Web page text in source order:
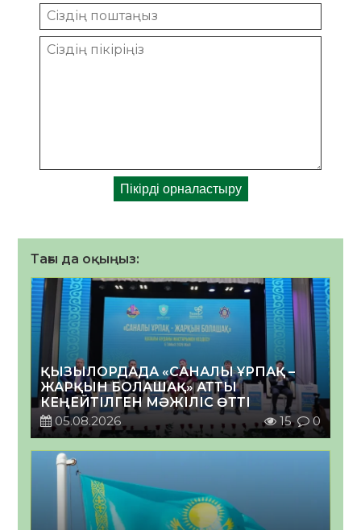
Тағы да оқыңыз:
ҚЫЗЫЛОРДАДА «САНАЛЫ ҰРПАҚ –
ЖАРҚЫН БОЛАШАҚ» АТТЫ
КЕҢЕЙТІЛГЕН МӘЖІЛІС ӨТТІ
05.08.2026
15 0